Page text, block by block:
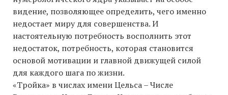
видение, позволяющее определить, чего именно
недостает миру для совершенства. И
настоятельную потребность восполнить этот
недостаток, потребность, которая становится
основой мотивации и главной движущей силой
для каждого шага по жизни.
«Тройка» в числах имени Цельса – Числе